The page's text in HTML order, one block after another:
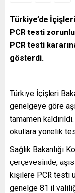
Türkiye’de İçişleri
PCR testi
PCR testi
gösterdi.
Türkiye İçişleri
genelgeye göre
tamamen
okullara yönelik
Sağlık Bakanlığı
çerçevesinde,
kişilere PCR testi
genelge 81 il